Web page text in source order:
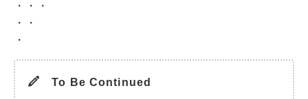
・・・
・・
・
To Be Continued